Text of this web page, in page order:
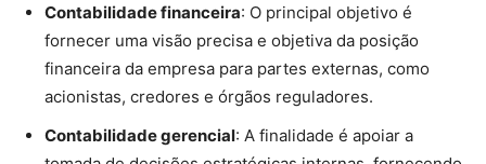
Contabilidade financeira: O principal objetivo é
fornecer uma visão precisa e objetiva da posição
financeira da empresa para partes externas, como
acionistas, credores e órgãos reguladores.
Contabilidade gerencial: A finalidade é apoiar a